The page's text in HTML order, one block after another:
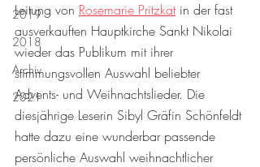
2019
2018
Archiv
2021
Leitung von Rosemarie Pritzkat in der fast
ausverkauften Hauptkirche Sankt Nikolai
wieder das Publikum mit ihrer
stimmungsvollen Auswahl beliebter
Advents- und Weihnachtslieder. Die
diesjährige Leserin Sibyl Gräfin Schönfeldt
hatte dazu eine wunderbar passende
persönliche Auswahl weihnachtlicher